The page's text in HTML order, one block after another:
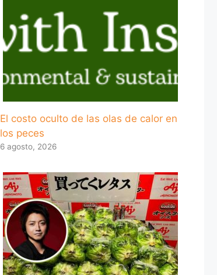
El costo oculto de las olas de calor en
los peces
6 agosto, 2026